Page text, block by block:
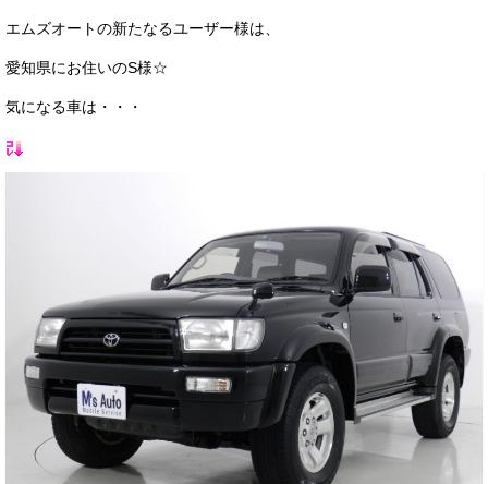
買取のご案内
店舗情報
店舗情報
イベント
ニュース
スタッフブログ
お客様の声
エムズオートの新たなるユーザー様は、
愛知県にお住いのS様☆
気になる車は・・・